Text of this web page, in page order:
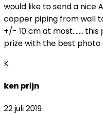
would like to send a
copper piping from wall
+/- 10 cm at most.......
prize with the best photo
K
ken prijn
22 juli 2019